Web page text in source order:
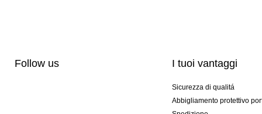
Follow us I tuoi vantaggi
Sicurezza di qualitá
Abbigliamento protettivo